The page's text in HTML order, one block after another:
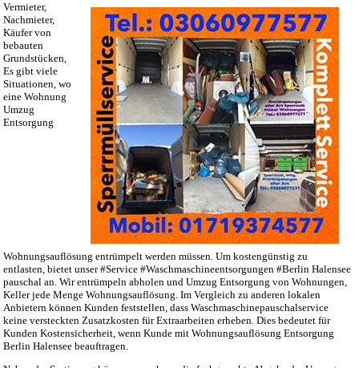
Vermieter,
Nachmieter,
Käufer von
bebauten
Grundstücken,
Es gibt viele
Situationen, wo
eine Wohnung
Umzug
Entsorgung
Wohnungsauflösung entrümpelt werden müssen. Um kostengünstig zu
entlasten, bietet unser #Service #Waschmaschineentsorgungen #Berlin Halensee
pauschal an. Wir entrümpeln abholen und Umzug Entsorgung von Wohnungen,
Keller jede Menge Wohnungsauflösung. Im Vergleich zu anderen lokalen
Anbietern können Kunden feststellen, dass Waschmaschinepauschalservice
keine versteckten Zusatzkosten für Extraarbeiten erheben. Dies bedeutet für
Kunden Kostensicherheit, wenn Kunde mit Wohnungsauflösung Entsorgung
Berlin Halensee beauftragen.